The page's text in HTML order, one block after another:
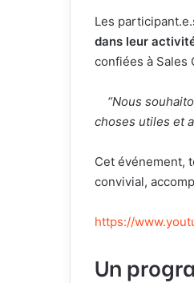
Les
dans leur
confiées à Sales
“Nous
choses utiles et
Cet événement,
convivial,
https://
Un